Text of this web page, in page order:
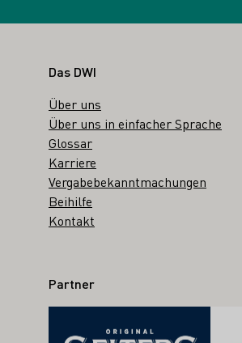
Fußbereich
Das DWI
Über uns
Über uns in einfacher Sprache
Glossar
Karriere
Vergabebekanntmachungen
Beihilfe
Kontakt
Partner